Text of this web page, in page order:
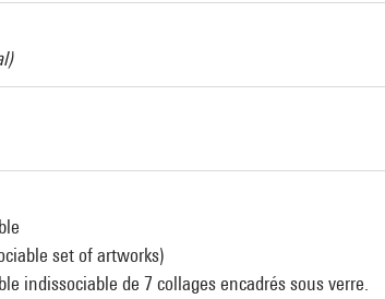
set of artworks)
indissociable de 7 collages encadrés sous verre.